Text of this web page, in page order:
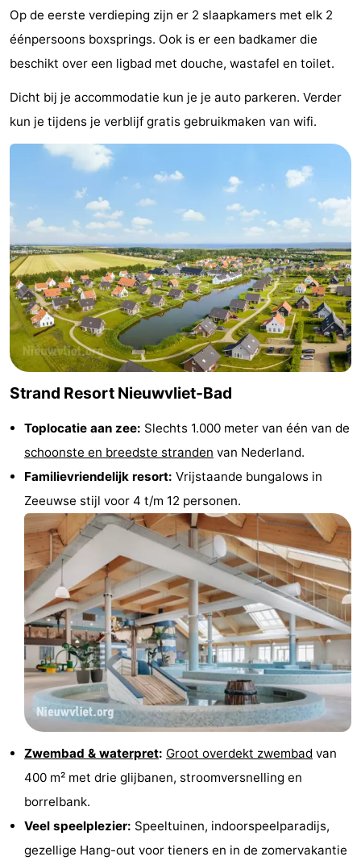
minutes
Strand
Zien
doen
-
Musea
Monumenten
Molens
-
Uitkijkpunten
Attracties
-
Rondvaarten
-
Speeltuinen
-
Bowlen
Minigolfbanen
Wellness
centra
Dorpen
Steden
Natuur
Sporten
Zwembaden
Paardrijden
Golfbanen
Surfen
Vuurtoren
Eten
Haaientanden
Op de eerste verdieping zijn er 2 slaapkamers met elk 2
éénpersoons boxsprings. Ook is er een badkamer die
beschikt over een ligbad met douche, wastafel en toilet.
Dicht bij je accommodatie kun je je auto parkeren. Verder
kun je tijdens je verblijf gratis gebruikmaken van wifi.
Strand Resort Nieuwvliet-Bad
Toplocatie aan zee: Slechts 1.000 meter van één van de
schoonste en breedste stranden van Nederland.
Familievriendelijk resort: Vrijstaande bungalows in
Zeeuwse stijl voor 4 t/m 12 personen.
Zwembad & waterpret: Groot overdekt zwembad van
400 m² met drie glijbanen, stroomversnelling en
borrelbank.
Veel speelplezier: Speeltuinen, indoorspeelparadijs,
gezellige Hang-out voor tieners en in de zomervakantie